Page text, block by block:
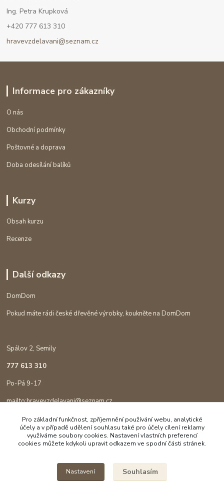
Ing. Petra Krupková
+420 777 613 310
hravevzdelavani@seznam.cz
Informace pro zákazníky
O nás
Obchodní podmínky
Poštovné a doprava
Doba odesílání balíků
Kurzy
Obsah kurzu
Recenze
Další odkazy
DomDom
Pokud máte rádi české dřevěné výrobky, koukněte na DomDom
Spálov 2, Semily
777 613 310
Po-Pá 9-17
mailto:hravevzdelavani@seznam.cz
Pro základní funkčnost, zpříjemnění používání webu, analytické
účely a v případě udělení souhlasu také pro účely cílení reklamy
využíváme soubory cookies. Nastavení vlastních preferencí
cookies můžete kdykoli upravit odkazem ve spodní části stránek.
Nastavení Souhlasím